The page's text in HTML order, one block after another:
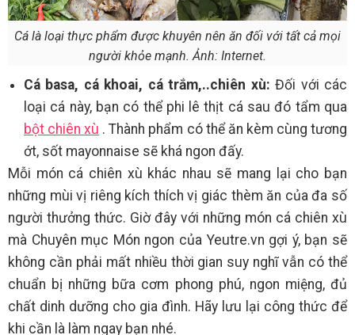
Cá là loại thực phẩm được khuyên nên ăn đối với tất cả mọi
người khỏe mạnh. Ảnh: Internet.
Cá basa, cá khoai, cá trắm,..chiên xù: Đối với các
loại cá này, bạn có thể phi lê thịt cá sau đó tẩm qua
bột chiên xù . Thành phẩm có thể ăn kèm cùng tương
ớt, sốt mayonnaise sẽ khá ngon đấy.
Mỗi món cá chiên xù khác nhau sẽ mang lại cho bạn
những mùi vị riêng kích thích vị giác thèm ăn của đa số
người thưởng thức. Giờ đây với những món cá chiên xù
mà Chuyên mục Món ngon của Yeutre.vn gợi ý, bạn sẽ
không cần phải mất nhiều thời gian suy nghĩ vẫn có thể
chuẩn bị những bữa cơm phong phú, ngon miệng, đủ
chất dinh dưỡng cho gia đình. Hãy lưu lại công thức để
khi cần là làm ngay bạn nhé.